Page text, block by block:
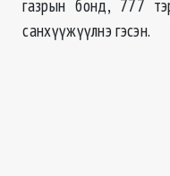
газрын бонд, 777
санхүүжүүлнэ гэсэн.